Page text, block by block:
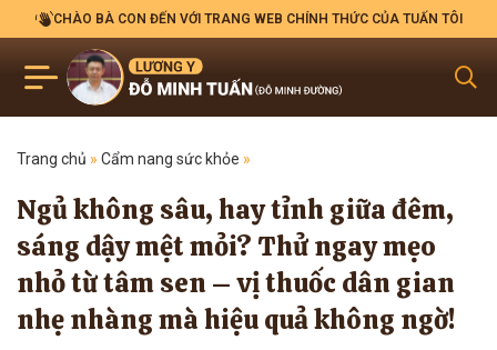
CHÀO BÀ CON ĐẾN VỚI TRANG WEB CHÍNH THỨC CỦA TUẤN TÔI
Trang chủ » Cẩm nang sức khỏe »
Ngủ không sâu, hay tỉnh giữa đêm,
sáng dậy mệt mỏi? Thử ngay mẹo
nhỏ từ tâm sen – vị thuốc dân gian
nhẹ nhàng mà hiệu quả không ngờ!